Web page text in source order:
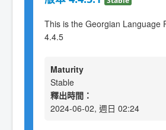
This is the Georgian Language
4.4.5
Maturity
Stable
釋出時間：
2024-06-02, 週日 02:24